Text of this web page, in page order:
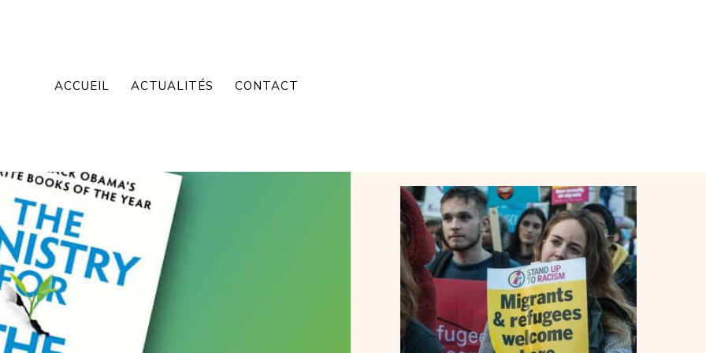
ACCUEIL ACTUALITÉS CONTACT